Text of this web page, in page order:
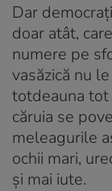
Dar
doar atât,
numere pe
vasăzică nu
totdeauna tot
căruia se
meleagurile
ochii mari,
și mai iute.